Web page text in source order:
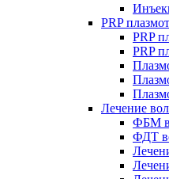
PRP
PRP
PRP
Лечение
ФБМ
ФДТ